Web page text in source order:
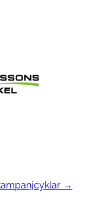
→